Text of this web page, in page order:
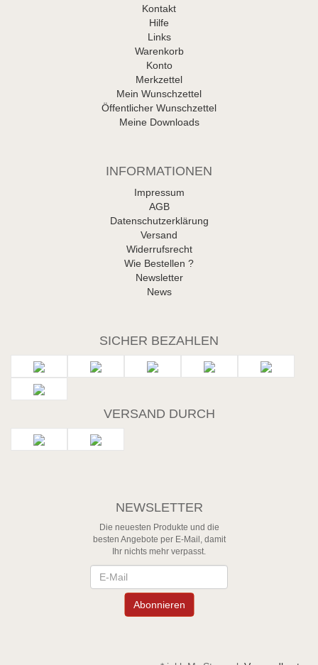
Kontakt
Hilfe
Links
Warenkorb
Konto
Merkzettel
Mein Wunschzettel
Öffentlicher Wunschzettel
Meine Downloads
INFORMATIONEN
Impressum
AGB
Datenschutzerklärung
Versand
Widerrufsrecht
Wie Bestellen ?
Newsletter
News
SICHER BEZAHLEN
VERSAND DURCH
NEWSLETTER
Die neuesten Produkte und die
besten Angebote per E-Mail, damit
Ihr nichts mehr verpasst.
Abonnieren